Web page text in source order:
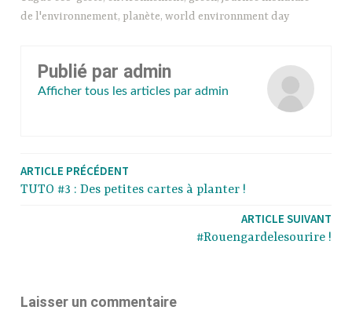
de l'environnement, planète,world environnment day
Publié par admin
Afficher tous les articles par admin
ARTICLE PRÉCÉDENT
TUTO #3 : Des petites cartes à planter !
ARTICLE SUIVANT
#Rouengardelesourire !
Laisser un commentaire